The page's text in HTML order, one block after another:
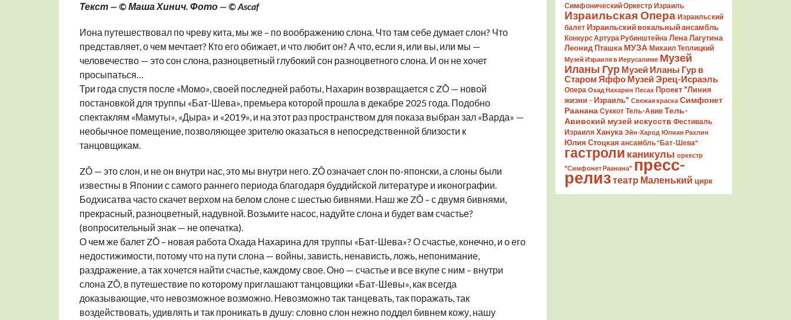
Текст — © Маша Хинич. Фото — © Ascaf
Иона путешествовал по чреву кита, мы же – по воображению слона. Что там себе думает слон? Что
представляет, о чем мечтает? Кто его обижает, и что любит он? А что, если я, или вы, или мы —
человечество — это сон слона, разноцветный глубокий сон разноцветного слона. И он не хочет
просыпаться…
Три года спустя после «Момо», своей последней работы, Нахарин возвращается с ZŌ — новой
постановкой для труппы «Бат-Шева», премьера которой прошла в декабре 2025 года. Подобно
спектаклям «Мамуты», «Дыра» и «2019», и на этот раз пространством для показа выбран зал «Варда» —
необычное помещение, позволяющее зрителю оказаться в непосредственной близости к
танцовщикам.
ZŌ — это слон, и не он внутри нас, это мы внутри него. ZŌ означает слон по-японски, а слоны были
известны в Японии с самого раннего периода благодаря буддийской литературе и иконографии.
Бодхисатва часто скачет верхом на белом слоне с шестью бивнями. Наш же ZŌ – с двумя бивнями,
прекрасный, разноцветный, надувной. Возьмите насос, надуйте слона и будет вам счастье?
(вопросительный знак — не опечатка).
О чем же балет ZŌ – новая работа Охада Нахарина для труппы «Бат-Шева»? О счастье, конечно, и о его
недостижимости, потому что на пути слона — войны, зависть, ненависть, ложь, непонимание,
раздражение, а так хочется найти счастье, каждому свое. Оно — счастье и все вкупе с ним – внутри
слона ZŌ, в путешествие по которому приглашают танцовщики «Бат-Шевы», как всегда
доказывающие, что невозможное возможно. Невозможно так танцевать, так поражать, так
воздействовать, удивлять и так проникать в душу: словно слон нежно поддел бивнем кожу, нашу
Симфонический Оркестр Израиль
Израильская Опера Израильский
балет Израильский вокальный ансамбль
Конкурс Артура Рубинштейна Лена Лагутина
Леонид Пташка МУЗА Михаил Теплицкий
Музей Израиля в Иерусалиме Музей
Иланы Гур Музей Иланы Гур в
Старом Яффо Музей Эрец-Исраэль
Опера Охад Нахарин Песах Проект "Линия
жизни - Израиль" Свежая краска Симфонет
Раанана Суккот Тель-Авив Тель-
Авивский музей искусств Фестиваль
Израиля Ханука Эйн-Харод Юлиан Рахлин
Юлия Стоцкая ансамбль "Бат-Шева"
гастроли каникулы оркестр
"Симфонет Раанана" пресс-
релизтеатр Маленький цирк